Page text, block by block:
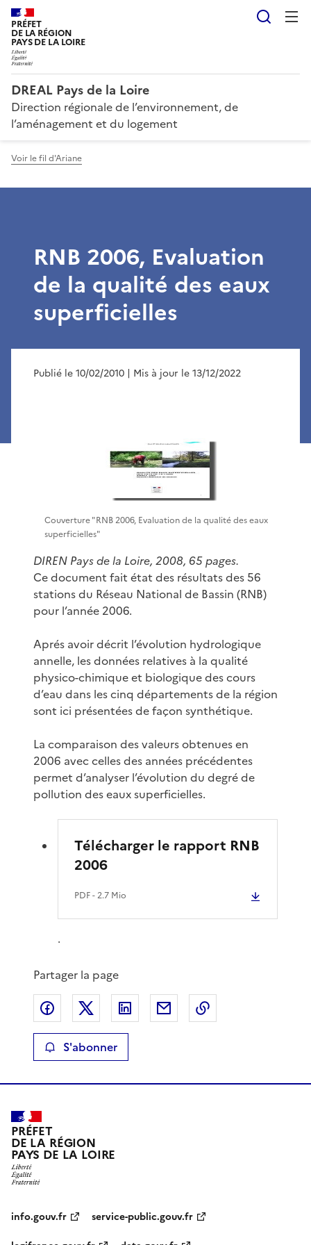
PRÉFET
DE LA RÉGION
PAYS DE LA LOIRE
DREAL Pays de la Loire
Direction régionale de l’environnement, de
l’aménagement et du logement
Voir le fil d'Ariane
RNB 2006, Evaluation
de la qualité des eaux
superficielles
Publié le 10/02/2010 | Mis à jour le 13/12/2022
Couverture "RNB 2006, Evaluation de la qualité des eaux
superficielles"
DIREN Pays de la Loire, 2008, 65 pages.
Ce document fait état des résultats des 56
stations du Réseau National de Bassin (RNB)
pour l’année 2006.
Aprés avoir décrit l’évolution hydrologique
annelle, les données relatives à la qualité
physico-chimique et biologique des cours
d’eau dans les cinq départements de la région
sont ici présentées de façon synthétique.
La comparaison des valeurs obtenues en
2006 avec celles des années précédentes
permet d’analyser l’évolution du degré de
pollution des eaux superficielles.
Télécharger le rapport RNB
2006
PDF- 2.7 Mio
.
Partager la page
Partager sur Facebook
Partager sur XPartager sur LinkedIn
Partager par email
S'abonner
PRÉFET
DE LA RÉGION
PAYS DE LA LOIRE
info.gouv.fr
service-public.gouv.fr